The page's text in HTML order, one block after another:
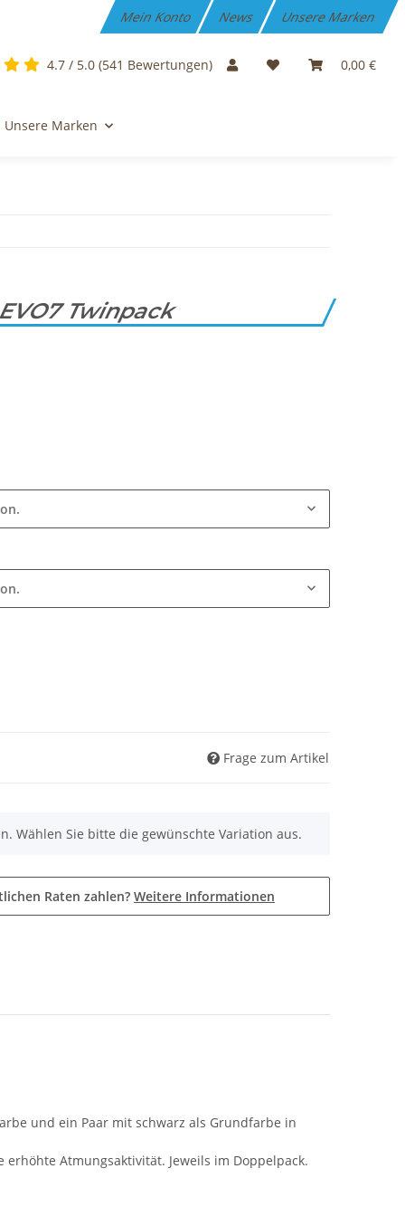
Mein Konto News Unsere Marken
4.7 / 5.0 (541 Bewertungen) 0,00 €
Unsere Marken
Twinpack
Frage zum Artikel
Wählen Sie bitte die gewünschte Variation aus.
Raten zahlen? Weitere Informationen
und ein Paar mit schwarz als Grundfarbe in
Atmungsaktivität. Jeweils im Doppelpack.